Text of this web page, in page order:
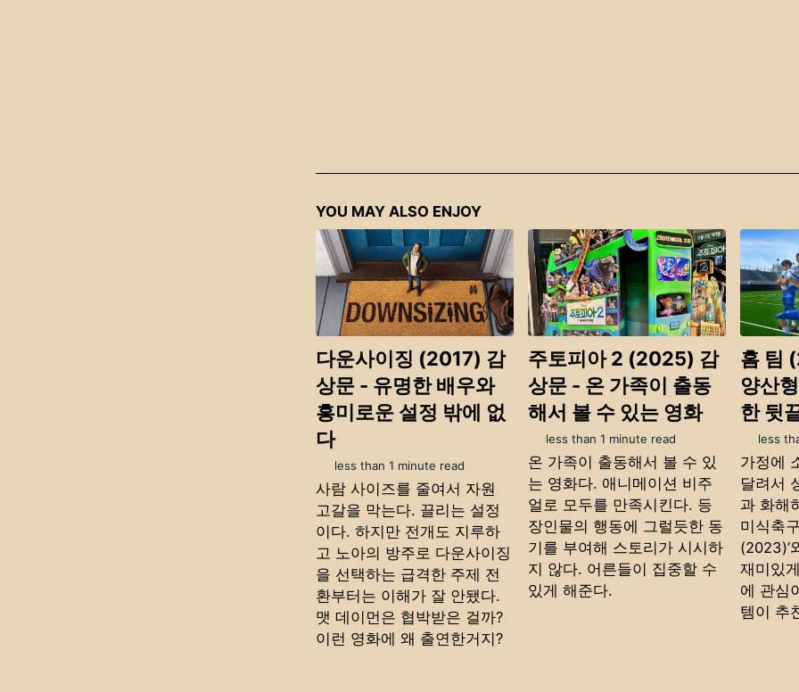
YOU MAY ALSO ENJOY
다운사이징 (2017) 감
상문 - 유명한 배우와
흥미로운 설정 밖에 없
다
less than 1 minute read
사람 사이즈를 줄여서 자원
고갈을 막는다. 끌리는 설정
이다. 하지만 전개도 지루하
고 노아의 방주로 다운사이징
을 선택하는 급격한 주제 전
환부터는 이해가 잘 안됐다.
맷 데이먼은 협박받은 걸까?
이런 영화에 왜 출연한거지?
주토피아 2 (2025) 감
상문 - 온 가족이 출동
해서 볼 수 있는 영화
less than 1 minute read
온 가족이 출동해서 볼 수 있
는 영화다. 애니메이션 비주
얼로 모두를 만족시킨다. 등
장인물의 행동에 그럴듯한 동
기를 부여해 스토리가 시시하
지 않다. 어른들이 집중할 수
있게 해준다.
홈 팀
양산
한 뒷
less
가정에
달려서
과 화해
미식축
(2023)’
재미있
에 관심
템이 추